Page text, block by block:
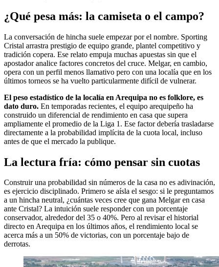
¿Qué pesa más: la camiseta o el campo?
La conversación de hincha suele empezar por el nombre. Sporting
Cristal arrastra prestigio de equipo grande, plantel competitivo y
tradición copera. Ese relato empuja muchas apuestas sin que el
apostador analice factores concretos del cruce. Melgar, en cambio,
opera con un perfil menos llamativo pero con una localía que en los
últimos torneos se ha vuelto particularmente difícil de vulnerar.
El peso estadístico de la localía en Arequipa no es folklore, es
dato duro. En temporadas recientes, el equipo arequipeño ha
construido un diferencial de rendimiento en casa que supera
ampliamente el promedio de la Liga 1. Ese factor debería trasladarse
directamente a la probabilidad implícita de la cuota local, incluso
antes de que el mercado la publique.
La lectura fría: cómo pensar sin cuotas
Construir una probabilidad sin números de la casa no es adivinación,
es ejercicio disciplinado. Primero se aísla el sesgo: si le preguntamos
a un hincha neutral, ¿cuántas veces cree que gana Melgar en casa
ante Cristal? La intuición suele responder con un porcentaje
conservador, alrededor del 35 o 40%. Pero al revisar el historial
directo en Arequipa en los últimos años, el rendimiento local se
acerca más a un 50% de victorias, con un porcentaje bajo de
derrotas.